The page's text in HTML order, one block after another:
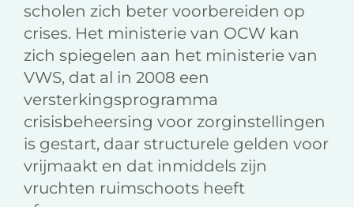
scholen zich beter voorbereiden op
crises. Het ministerie van OCW kan
zich spiegelen aan het ministerie van
VWS, dat al in 2008 een
versterkingsprogramma
crisisbeheersing voor zorginstellingen
is gestart, daar structurele gelden voor
vrijmaakt en dat inmiddels zijn
vruchten ruimschoots heeft